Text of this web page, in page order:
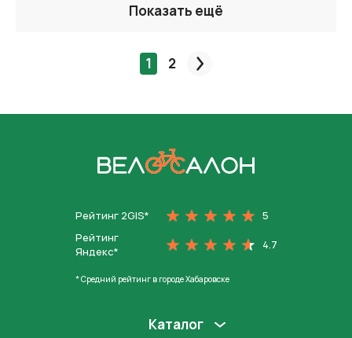
Показать ещё
1 2 След.
Рейтинг 2GIS*
5
Рейтинг
Яндекс*
4.7
* Средний рейтинг в городе Хабаровске
Каталог